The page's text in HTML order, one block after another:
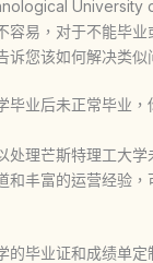
University
容易，对于不能毕
诉您该如何解决类似
毕业后未正常毕业
处理芒斯特理工大学
和丰富的运营经验
的毕业证和成绩单